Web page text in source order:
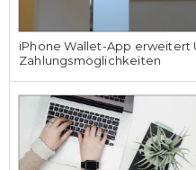
iPhone Wallet-App erweitert
Zahlungsmöglichkeiten